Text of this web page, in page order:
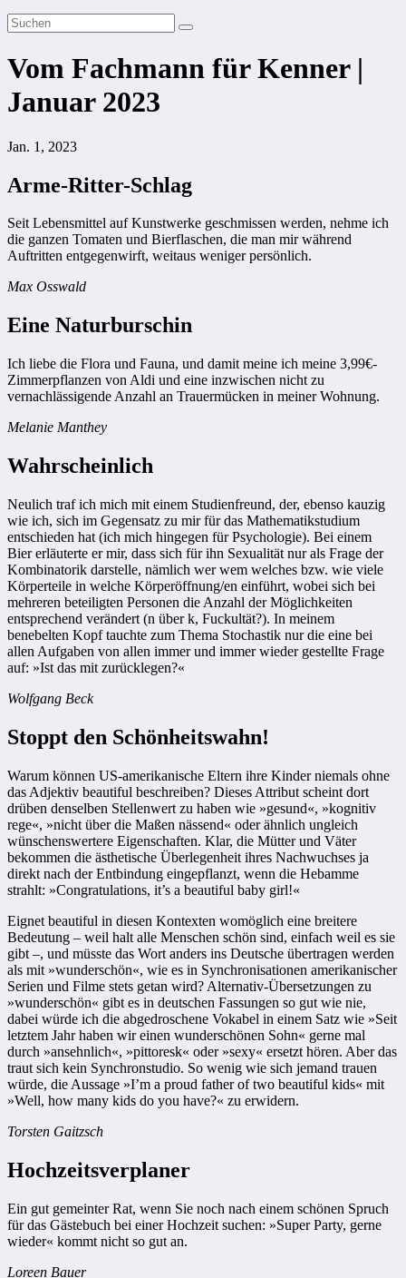
Vom Fachmann für Kenner |
Januar 2023
Jan. 1, 2023
Arme-Ritter-Schlag
Seit Lebensmittel auf Kunstwerke geschmissen werden, nehme ich
die ganzen Tomaten und Bierflaschen, die man mir während
Auftritten entgegenwirft, weitaus weniger persönlich.
Max Osswald
Eine Naturburschin
Ich liebe die Flora und Fauna, und damit meine ich meine 3,99€-
Zimmerpflanzen von Aldi und eine inzwischen nicht zu
vernachlässigende Anzahl an Trauermücken in meiner Wohnung.
Melanie Manthey
Wahrscheinlich
Neulich traf ich mich mit einem Studienfreund, der, ebenso kauzig
wie ich, sich im Gegensatz zu mir für das Mathematikstudium
entschieden hat (ich mich hingegen für Psychologie). Bei einem
Bier erläuterte er mir, dass sich für ihn Sexualität nur als Frage der
Kombinatorik darstelle, nämlich wer wem welches bzw. wie viele
Körperteile in welche Körperöffnung/en einführt, wobei sich bei
mehreren beteiligten Personen die Anzahl der Möglichkeiten
entsprechend verändert (n über k, Fuckultät?). In meinem
benebelten Kopf tauchte zum Thema Stochastik nur die eine bei
allen Aufgaben von allen immer und immer wieder gestellte Frage
auf: »Ist das mit zurücklegen?«
Wolfgang Beck
Stoppt den Schönheitswahn!
Warum können US-amerikanische Eltern ihre Kinder niemals ohne
das Adjektiv beautiful beschreiben? Dieses Attribut scheint dort
drüben denselben Stellenwert zu haben wie »gesund«, »kognitiv
rege«, »nicht über die Maßen nässend« oder ähnlich ungleich
wünschenswertere Eigenschaften. Klar, die Mütter und Väter
bekommen die ästhetische Überlegenheit ihres Nachwuchses ja
direkt nach der Entbindung eingepflanzt, wenn die Hebamme
strahlt: »Congratulations, it’s a beautiful baby girl!«
Eignet beautiful in diesen Kontexten womöglich eine breitere
Bedeutung – weil halt alle Menschen schön sind, einfach weil es sie
gibt –, und müsste das Wort anders ins Deutsche übertragen werden
als mit »wunderschön«, wie es in Synchronisationen amerikanischer
Serien und Filme stets getan wird? Alternativ-Übersetzungen zu
»wunderschön« gibt es in deutschen Fassungen so gut wie nie,
dabei würde ich die abgedroschene Vokabel in einem Satz wie »Seit
letztem Jahr haben wir einen wunderschönen Sohn« gerne mal
durch »ansehnlich«, »pittoresk« oder »sexy« ersetzt hören. Aber das
traut sich kein Synchronstudio. So wenig wie sich jemand trauen
würde, die Aussage »I’m a proud father of two beautiful kids« mit
»Well, how many kids do you have?« zu erwidern.
Torsten Gaitzsch
Hochzeitsverplaner
Ein gut gemeinter Rat, wenn Sie noch nach einem schönen Spruch
für das Gästebuch bei einer Hochzeit suchen: »Super Party, gerne
wieder« kommt nicht so gut an.
Loreen Bauer